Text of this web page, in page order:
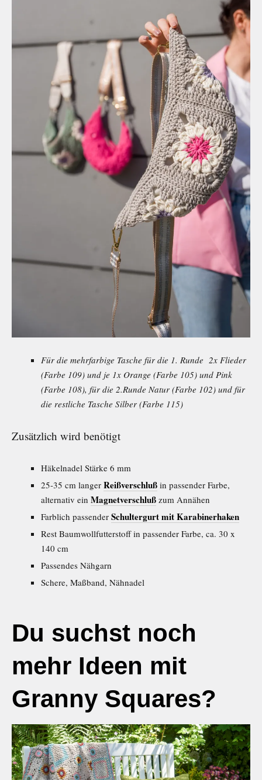
Für die mehrfarbige Tasche für die 1. Runde 2x Flieder
(Farbe 109) und je 1x Orange (Farbe 105) und Pink
(Farbe 108), für die 2.Runde Natur (Farbe 102) und für
die restliche Tasche Silber (Farbe 115)
Zusätzlich wird benötigt
Häkelnadel Stärke 6 mm
25-35 cm langer Reißverschluß in passender Farbe,
alternativ ein Magnetverschluß zum Annähen
Farblich passender Schultergurt mit Karabinerhaken
Rest Baumwollfutterstoff in passender Farbe, ca. 30 x
140 cm
Passendes Nähgarn
Schere, Maßband, Nähnadel
Du suchst noch
mehr Ideen mit
Granny Squares?